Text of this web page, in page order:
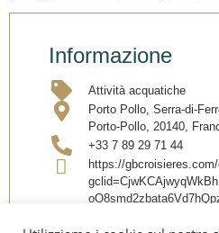
Informazione
Attività acquatiche
Porto Pollo, Serra-di-
Porto-Pollo, 20140,
+33 7 89 29 71 44
https://